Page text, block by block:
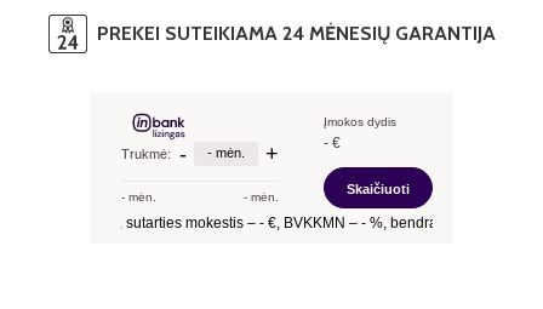
PREKEI SUTEIKIAMA 24 MĖNESIŲ GARANTIJA